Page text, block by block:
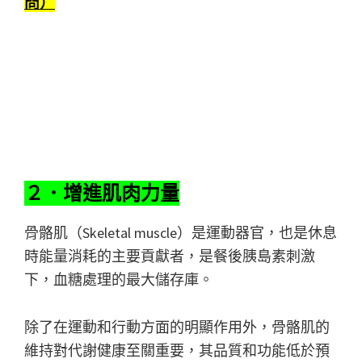
２．增進肌肉力量
骨骼肌（Skeletal muscle）是運動器官，也是休息
時能量消耗的主要貢獻者，是餐後胰島素刺激
下，血糖處理的最大儲存庫。
除了在運動和行動方面的明顯作用外，骨骼肌的
維持對代謝健康至關重要，其品質和功能低於預